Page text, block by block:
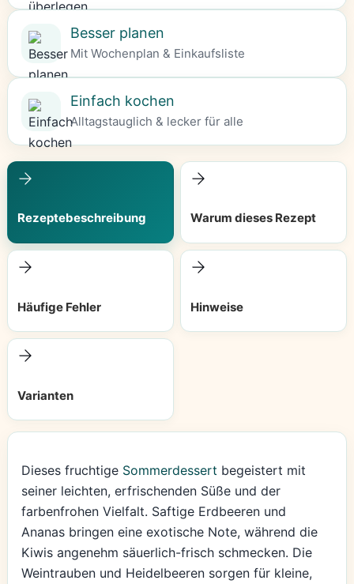
Besser planen
Mit Wochenplan & Einkaufsliste
Einfach kochen
Alltagstauglich & lecker für alle
Rezeptebeschreibung Warum dieses Rezept
Häufige Fehler Hinweise
Varianten
Dieses fruchtige Sommerdessert begeistert mit
seiner leichten, erfrischenden Süße und der
farbenfrohen Vielfalt. Saftige Erdbeeren und
Ananas bringen eine exotische Note, während die
Kiwis angenehm säuerlich-frisch schmecken. Die
Weintrauben und Heidelbeeren sorgen für kleine,